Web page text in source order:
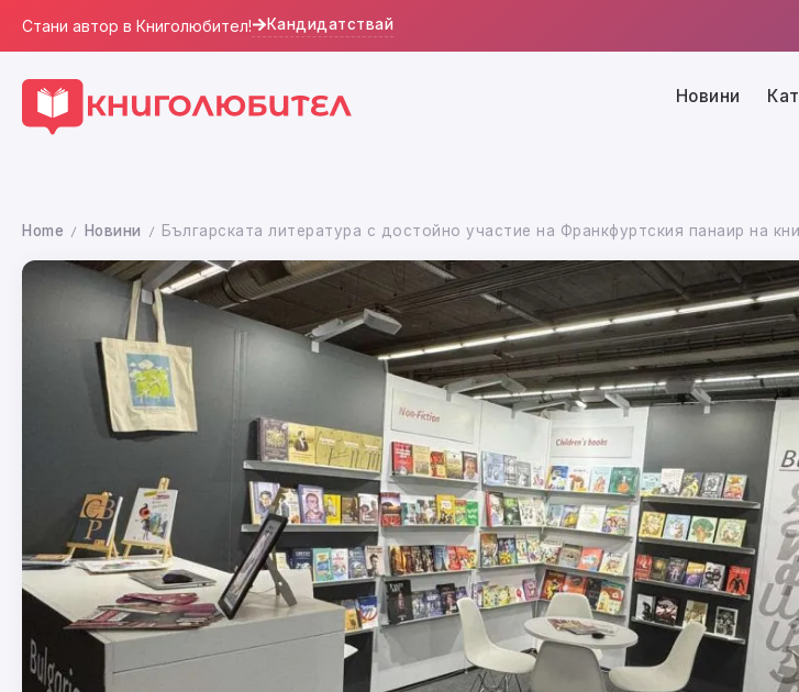
Стани автор в Книголюбител! Кандидатствай
Новини
Home / Новини / Българската литература с достойно участие на Франкфуртския панаир на